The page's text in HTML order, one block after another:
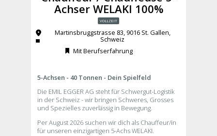
Achser WELAKI 100%
VOLLZEIT
Martinsbruggstrasse 83, 9016 St. Gallen,
Schweiz
Mit Berufserfahrung
5-Achsen - 40 Tonnen - Dein Spielfeld
Die EMIL EGGER AG steht für Schwergut-Logistik
in der Schweiz - wir bringen Schweres, Grosses
und Spezielles zuverlässig in Bewegung.
Per August 2026 suchen wir dich als Chauffeur/in
für unseren einzigartigen 5-Achs WELAKI.